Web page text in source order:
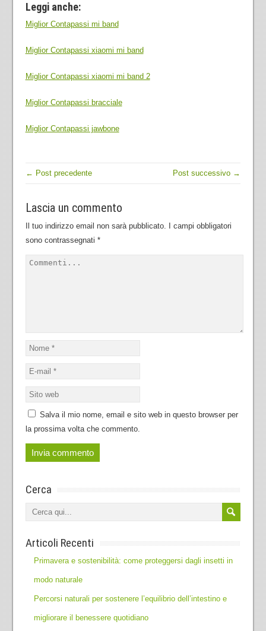
Leggi anche:
Miglior Contapassi mi band
Miglior Contapassi xiaomi mi band
Miglior Contapassi xiaomi mi band 2
Miglior Contapassi bracciale
Miglior Contapassi jawbone
← Post precedente Post successivo →
Lascia un commento
Il tuo indirizzo email non sarà pubblicato.
I campi obbligatori
sono contrassegnati *
Salva il mio nome, email e sito web in questo browser per
la prossima volta che commento.
Cerca
Articoli Recenti
Primavera e sostenibilità: come proteggersi dagli insetti in
modo naturale
Percorsi naturali per sostenere l’equilibrio dell’intestino e
migliorare il benessere quotidiano